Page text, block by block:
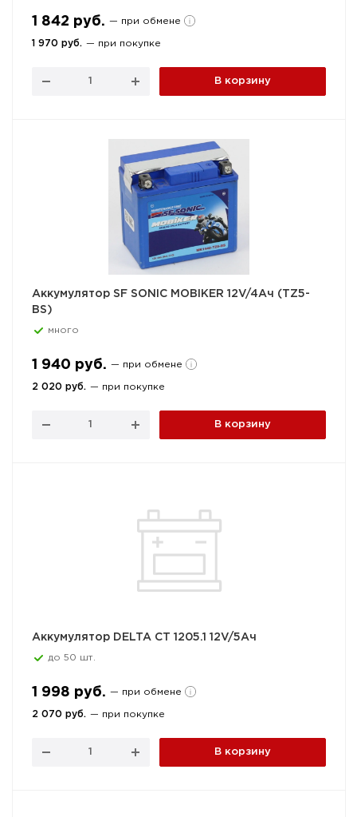
1 842 руб. — при обмене
1 970 руб. — при покупке
В корзину
Аккумулятор SF SONIC MOBIKER 12V/4Ач (TZ5-
BS)
много
1 940 руб. — при обмене
2 020 руб. — при покупке
В корзину
Аккумулятор DELTA CT 1205.1 12V/5Ач
до 50 шт.
1 998 руб. — при обмене
2 070 руб. — при покупке
В корзину